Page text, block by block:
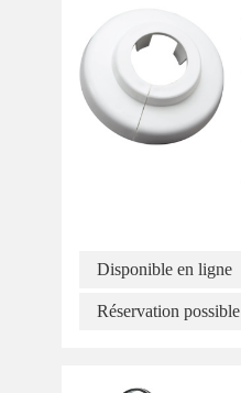
Disponible en ligne
Réservation possible